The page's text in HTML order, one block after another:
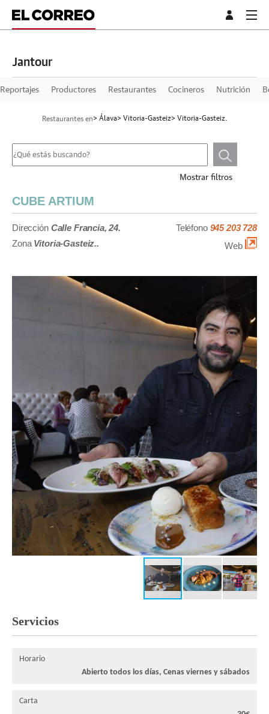
Jantour
Reportajes Productores Restaurantes Cocineros Nutrición
Restaurantes en> Álava> Vitoria-Gasteiz> Vitoria-Gasteiz.
Mostrar filtros
CUBE ARTIUM
Dirección Calle Francia, 24.
Zona Vitoria-Gasteiz..
Teléfono 945 203 728
Web
Servicios
Horario
Abierto todos los días, Cenas viernes y sábados
Carta